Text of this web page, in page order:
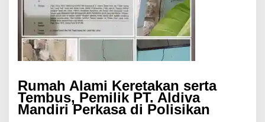
Rumah Alami Keretakan serta
Tembus, Pemilik PT. Aldiva
Mandiri Perkasa di Polisikan